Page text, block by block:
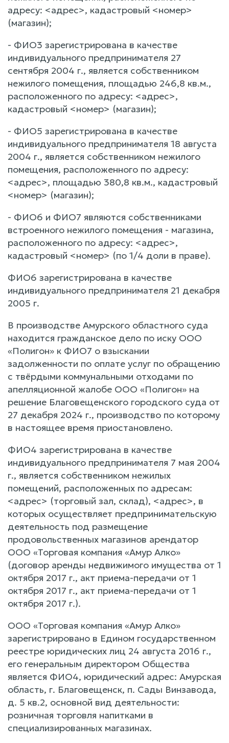
адресу: <адрес>, кадастровый <номер>
(магазин);
- ФИО3 зарегистрирована в качестве
индивидуального предпринимателя 27
сентября 2004 г., является собственником
нежилого помещения, площадью 246,8 кв.м.,
расположенного по адресу: <адрес>,
кадастровый <номер> (магазин);
- ФИО5 зарегистрирована в качестве
индивидуального предпринимателя 18 августа
2004 г., является собственником нежилого
помещения, расположенного по адресу:
<адрес>, площадью 380,8 кв.м., кадастровый
<номер> (магазин);
- ФИО6 и ФИО7 являются собственниками
встроенного нежилого помещения - магазина,
расположенного по адресу: <адрес>,
кадастровый <номер> (по 1/4 доли в праве).
ФИО6 зарегистрирована в качестве
индивидуального предпринимателя 21 декабря
2005 г.
В производстве Амурского областного суда
находится гражданское дело по иску ООО
«Полигон» к ФИО7 о взыскании
задолженности по оплате услуг по обращению
с твёрдыми коммунальными отходами по
апелляционной жалобе ООО «Полигон» на
решение Благовещенского городского суда от
27 декабря 2024 г., производство по которому
в настоящее время приостановлено.
ФИО4 зарегистрирована в качестве
индивидуального предпринимателя 7 мая 2004
г., является собственником нежилых
помещений, расположенных по адресам:
<адрес> (торговый зал, склад), <адрес>, в
которых осуществляет предпринимательскую
деятельность под размещение
продовольственных магазинов арендатор
ООО «Торговая компания «Амур Алко»
(договор аренды недвижимого имущества от 1
октября 2017 г., акт приема-передачи от 1
октября 2017 г., акт приема-передачи от 1
октября 2017 г.).
ООО «Торговая компания «Амур Алко»
зарегистрировано в Едином государственном
реестре юридических лиц 24 августа 2016 г.,
его генеральным директором Общества
является ФИО4, юридический адрес: Амурская
область, г. Благовещенск, п. Сады Винзавода,
д. 5 кв.2, основной вид деятельности:
розничная торговля напитками в
специализированных магазинах.